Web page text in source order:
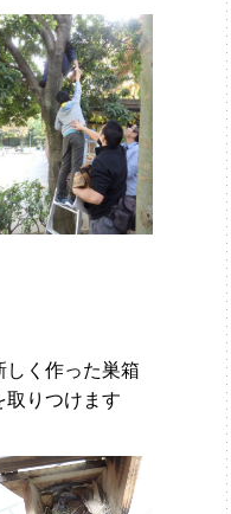
しく作った巣箱
取りつけます